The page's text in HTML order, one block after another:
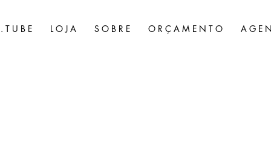
T U B E L O J A S O B R E O R Ç A M E N T O A G E